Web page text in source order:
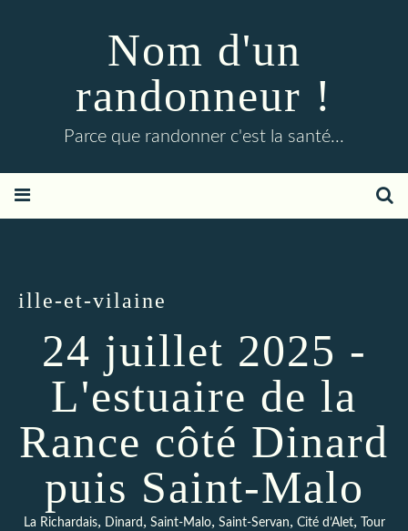
Nom d'un
randonneur !
Parce que randonner c'est la santé...
ille-et-vilaine
24 juillet 2025 -
L'estuaire de la
Rance côté Dinard
puis Saint-Malo
La Richardais, Dinard , Saint-Malo, Saint-Servan, Cité d’Alet,
Tour